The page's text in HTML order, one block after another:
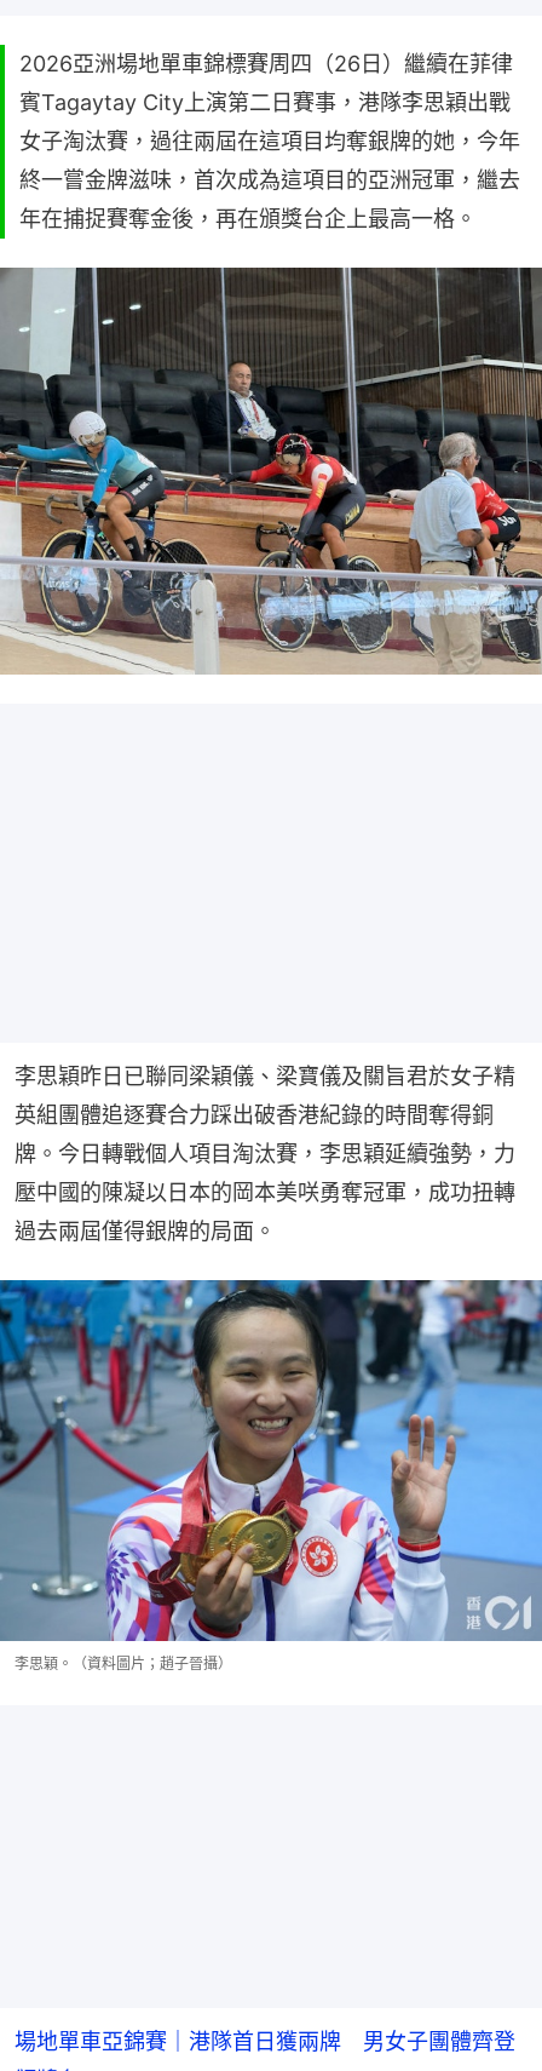
2026亞洲場地單車錦標賽周四（26日）繼續在菲律
賓Tagaytay City上演第二日賽事，港隊李思穎出戰
女子淘汰賽，過往兩屆在這項目均奪銀牌的她，今年
終一嘗金牌滋味，首次成為這項目的亞洲冠軍，繼去
年在捕捉賽奪金後，再在頒獎台企上最高一格。
李思穎昨日已聯同梁穎儀、梁寶儀及關旨君於女子精
英組團體追逐賽合力踩出破香港紀錄的時間奪得銅
牌。今日轉戰個人項目淘汰賽，李思穎延續強勢，力
壓中國的陳凝以日本的岡本美咲勇奪冠軍，成功扭轉
過去兩屆僅得銀牌的局面。
李思穎。（資料圖片；趙子晉攝）
場地單車亞錦賽｜港隊首日獲兩牌 男女子團體齊登